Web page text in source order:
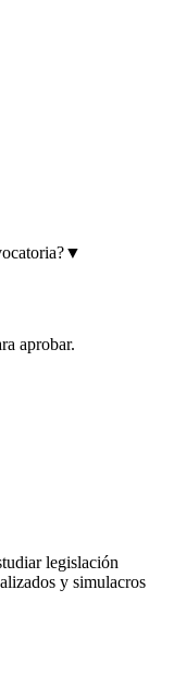
▼
aprobar.
legislación
y simulacros